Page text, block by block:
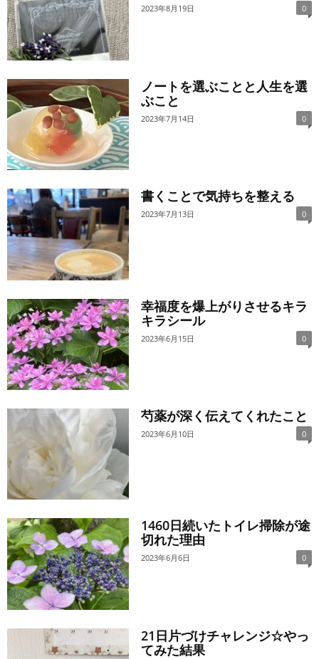
2023年8月19日 0
ノートを選ぶことと人生を選
ぶこと
2023年7月14日 0
書くことで気持ちを整える
2023年7月13日 0
幸福度を爆上がりさせるキラ
キラシール
2023年6月15日 0
芍薬が深く伝えてくれたこと
2023年6月10日 0
1460日続いたトイレ掃除が途
切れた理由
2023年6月6日 0
21日片づけチャレンジ☆やっ
てみた結果